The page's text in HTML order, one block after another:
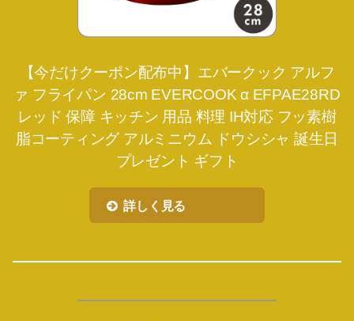
【今だけクーポン配布中】エバークック アルフ
ァ フライパン 28cm EVERCOOK α EFPAE28RD
レッド 保障 キッチン 用品 料理 IH対応 フッ素樹
脂コーティング アルミニウム ドウシシャ 誕生日
プレゼント ギフト
詳しく見る